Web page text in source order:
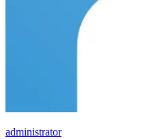
administrator